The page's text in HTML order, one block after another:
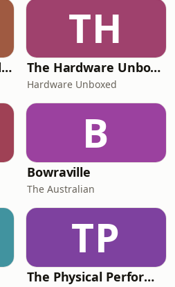
Doctor Branding Podcast
TH
The Hardware Unboxed Podcast
Hardware Unboxed
B
Bowraville
The Australian
TP
The Physical Performance Show